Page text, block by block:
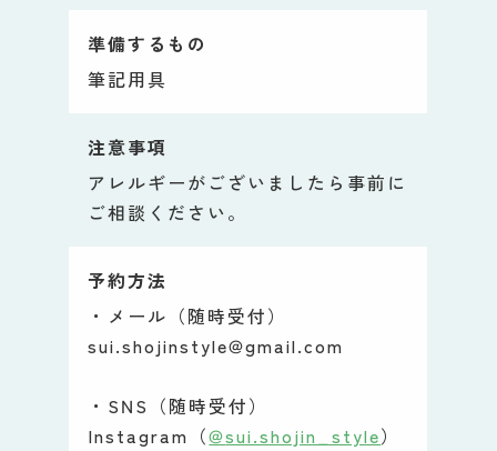
準備するもの
筆記用具
注意事項
アレルギーがございましたら事前に
ご相談ください。
予約方法
・メール（随時受付）
sui.shojinstyle@gmail.com
・SNS（随時受付）
Instagram（@sui.shojin_style）